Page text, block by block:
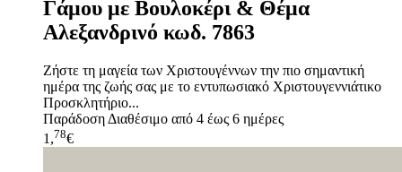
Γάμου με Βουλοκέρι & Θέμα
Αλεξανδρινό κωδ. 7863
Ζήστε τη μαγεία των Χριστουγέννων την πιο σημαντική
ημέρα της ζωής σας με το εντυπωσιακό Χριστουγεννιάτικο
Προσκλητήριο...
Παράδοση Διαθέσιμο από 4 έως 6 ημέρες
1,78€